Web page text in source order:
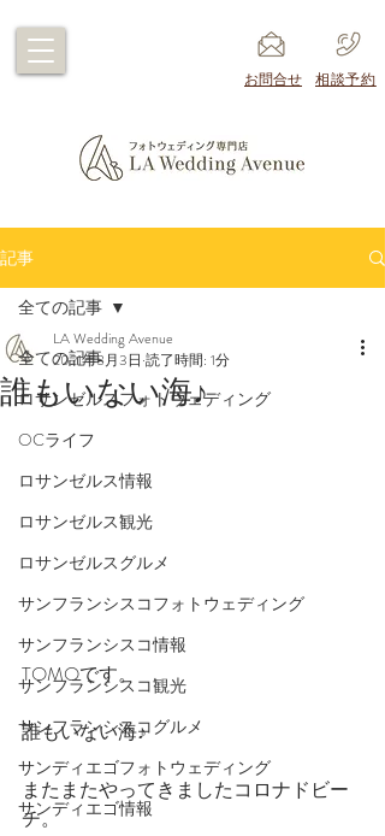
​お問合せ ​相談予約
記事
全ての記事
ロサンゼルスフォトウェディング
OCライフ
ロサンゼルス情報
ロサンゼルス観光
ロサンゼルスグルメ
サンフランシスコフォトウェディング
サンフランシスコ情報
サンフランシスコ観光
サンフランシスコグルメ
サンディエゴフォトウェディング
サンディエゴ情報
全ての記事
誰もいない海♪
LA Wedding Avenue
2021年8月3日 読了時間: 1分
TOMOです。
誰もいない海♪
またまたやってきましたコロナドビー
チ。